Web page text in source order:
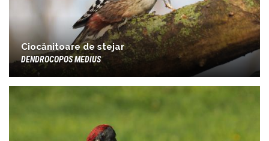
Ciocănitoare de stejar
DENDROCOPOS MEDIUS